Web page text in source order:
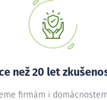
než 20 let
firmám i